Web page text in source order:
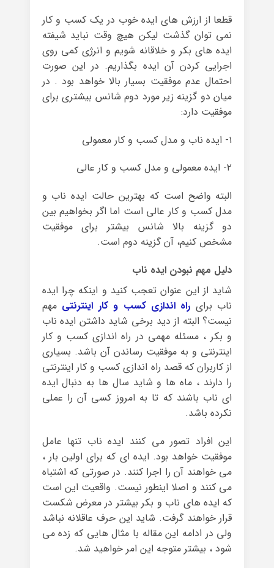
قطعا از ارزش های ایده خوب در یک کسب و کار
نمی توان گذشت لیکن هیچ وقت نباید شیفته
ایده های بکر و خلاقانه شویم و انرژی کمی روی
اجرایی کردن آن ایده بگذاریم. در این صورت
احتمال عدم موفقیت بسیار بالا خواهد بود . در
میان دو گزینه زیر مورد دوم شانس بیشتری برای
موفقیت دارد:
۱- ایده ناب و مدل کسب و کار معمولی
۲- ایده معمولی و مدل کسب و کار عالی
البته واضح است که بهترین حالت ایده ناب و
مدل کسب و کار عالی است اما اگر بخواهیم بین
دو گزینه بالا شانس بیشتر برای موفقیت
مشخص کنیم، آن گزینه دوم است.
دلیل مهم نبودن ایده ناب
شاید از این عنوان تعجب کنید و اینکه چرا ایده
ناب برای راه اندازی کسب و کار اینترنتی مهم
نیست؟ البته از دید برخی شاید داشتن ایده ناب
و بکر ، مسئله مهمی در راه اندازی کسب و کار
اینترنتی و به موفقیت رساندن آن باشد. بسیاری
از کاربران که قصد راه اندازی کسب و کار اینترنتی
را دارند ، ماه ها و شاید سال ها به دنبال ایده
ای ناب باشند که تا به امروز کسی آن را عملی
نکرده باشد.
این افراد تصور می کنند ایده ناب تنها عامل
موفقیت خواهد بود. ایده ای که برای اولین بار ،
می خواهند آن را اجرا کنند. در صورتی که اشتباه
می کنند و اصلا اینطور نیست. واقعیت این است
که ایده های ناب و بکر بیشتر در معرض شکست
قرار خواهند گرفت. شاید این حرف عاقلانه نباشد
ولی در ادامه این مقاله با مثال هایی که زده می
شود ، بیشتر متوجه این امر خواهید شد.